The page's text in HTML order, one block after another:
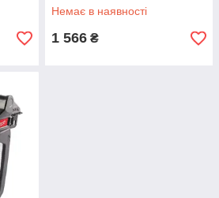
Немає в наявності
1 566 ₴